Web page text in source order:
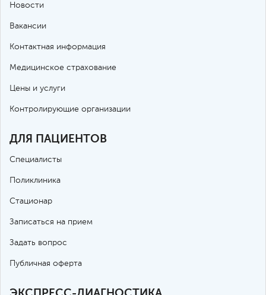
Новости
Вакансии
Контактная информация
Медицинское страхование
Цены и услуги
Контролирующие организации
ДЛЯ ПАЦИЕНТОВ
Специалисты
Поликлиника
Стационар
Записаться на прием
Задать вопрос
Публичная оферта